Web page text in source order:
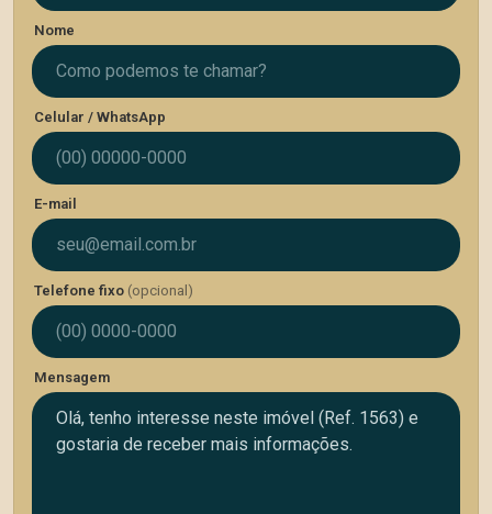
Nome
Celular / WhatsApp
E-mail
Telefone fixo (opcional)
Mensagem